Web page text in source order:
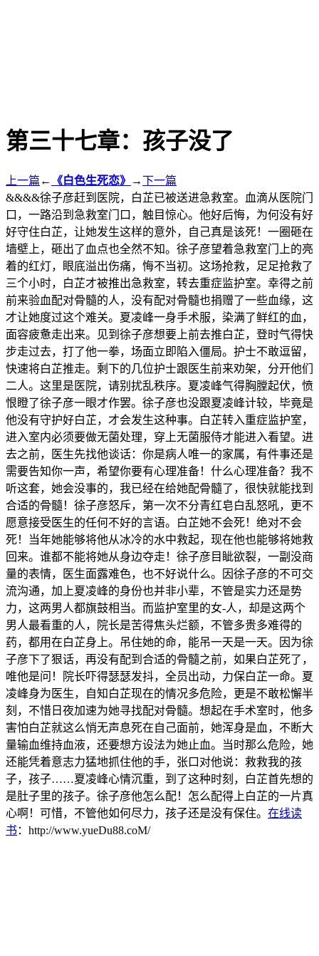
第三十七章：孩子没了
上一篇 ← 《白色生死恋》 →下一篇
&&&&徐子彦赶到医院，白芷已被送进急救室。血滴从医院门
口，一路沿到急救室门口，触目惊心。他好后悔，为何没有好
好守住白芷，让她发生这样的意外，自己真是该死！一圈砸在
墙壁上，砸出了血点也全然不知。徐子彦望着急救室门上的亮
着的红灯，眼底溢出伤痛，悔不当初。这场抢救，足足抢救了
三个小时，白芷才被推出急救室，转去重症监护室。幸得之前
前来验血配对骨髓的人，没有配对骨髓也捐赠了一些血缘，这
才让她度过这个难关。夏凌峰一身手术服，染满了鲜红的血，
面容疲惫走出来。见到徐子彦想要上前去推白芷，登时气得快
步走过去，打了他一拳，场面立即陷入僵局。护士不敢逗留，
快速将白芷推走。剩下的几位护士跟医生前来劝架，分开他们
二人。这里是医院，请别扰乱秩序。夏凌峰气得胸膛起伏，愤
恨瞪了徐子彦一眼才作罢。徐子彦也没跟夏凌峰计较，毕竟是
他没有守护好白芷，才会发生这种事。白芷转入重症监护室，
进入室内必须要做无菌处理，穿上无菌服侍才能进入看望。进
去之前，医生先找他谈话：你是病人唯一的家属，有件事还是
需要告知你一声，希望你要有心理准备！什么心理准备？我不
听这套，她会没事的，我已经在给她配骨髓了，很快就能找到
合适的骨髓！徐子彦怒斥，第一次不分青红皂白乱怒吼，更不
愿意接受医生的任何不好的言语。白芷她不会死！绝对不会
死！当年她能够将他从冰冷的水中救起，现在他也能够将她救
回来。谁都不能将她从身边夺走！徐子彦目眦欲裂，一副没商
量的表情，医生面露难色，也不好说什么。因徐子彦的不可交
流沟通，加上夏凌峰的身份也并非小辈，不管是实力还是势
力，这两男人都旗鼓相当。而监护室里的女-人，却是这两个
男人最看重的人，院长是苦得焦头烂额，不管多贵多难得的
药，都用在白芷身上。吊住她的命，能吊一天是一天。因为徐
子彦下了狠话，再没有配到合适的骨髓之前，如果白芷死了，
唯他是问！院长吓得瑟瑟发抖，全员出动，力保白芷一命。夏
凌峰身为医生，自知白芷现在的情况多危险，更是不敢松懈半
刻，不惜日夜加速为她寻找配对骨髓。想起在手术室时，他多
害怕白芷就这么悄无声息死在自己面前，她浑身是血，不断大
量输血维持血液，还要想方设法为她止血。当时那么危险，她
还能凭着意志力猛地抓住他的手，张口对他说：救救我的孩
子，孩子……夏凌峰心情沉重，到了这种时刻，白芷首先想的
是肚子里的孩子。徐子彦他怎么配！怎么配得上白芷的一片真
心啊！可惜，不管他如何尽力，孩子还是没有保住。 在线读
书 ：http://www.yueDu88.coM/